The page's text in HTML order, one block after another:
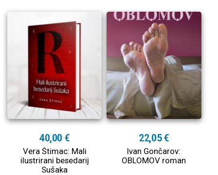
40,00 €
Vera Štimac: Mali
ilustrirani besedarij
Sušaka
22,05 €
Ivan Gončarov:
OBLOMOV roman